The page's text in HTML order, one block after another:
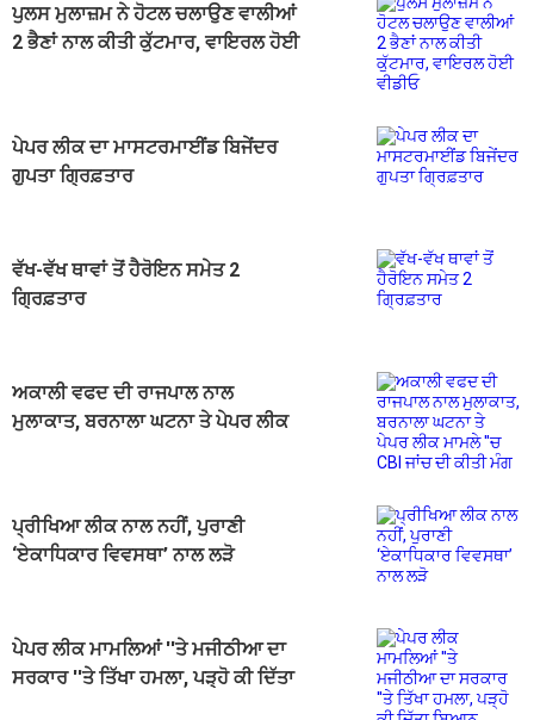
ਪੁਲਸ ਮੁਲਾਜ਼ਮ ਨੇ ਹੋਟਲ ਚਲਾਉਣ ਵਾਲੀਆਂ
2 ਭੈਣਾਂ ਨਾਲ ਕੀਤੀ ਕੁੱਟਮਾਰ, ਵਾਇਰਲ ਹੋਈ
ਪੇਪਰ ਲੀਕ ਦਾ ਮਾਸਟਰਮਾਈਂਡ ਬਿਜੇਂਦਰ
ਗੁਪਤਾ ਗ੍ਰਿਫ਼ਤਾਰ
ਵੱਖ-ਵੱਖ ਥਾਵਾਂ ਤੋਂ ਹੈਰੋਇਨ ਸਮੇਤ 2
ਗ੍ਰਿਫ਼ਤਾਰ
ਅਕਾਲੀ ਵਫਦ ਦੀ ਰਾਜਪਾਲ ਨਾਲ
ਮੁਲਾਕਾਤ, ਬਰਨਾਲਾ ਘਟਨਾ ਤੇ ਪੇਪਰ ਲੀਕ
ਪ੍ਰੀਖਿਆ ਲੀਕ ਨਾਲ ਨਹੀਂ, ਪੁਰਾਣੀ
‘ਏਕਾਧਿਕਾਰ ਵਿਵਸਥਾ’ ਨਾਲ ਲੜੋ
ਪੇਪਰ ਲੀਕ ਮਾਮਲਿਆਂ ''ਤੇ ਮਜੀਠੀਆ ਦਾ
ਸਰਕਾਰ ''ਤੇ ਤਿੱਖਾ ਹਮਲਾ, ਪੜ੍ਹੋ ਕੀ ਦਿੱਤਾ